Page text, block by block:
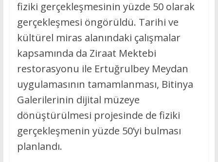
fiziki gerçekleşmesinin yüzde 50 olarak
gerçekleşmesi öngörüldü. Tarihi ve
kültürel miras alanındaki çalışmalar
kapsamında da Ziraat Mektebi
restorasyonu ile Ertuğrulbey Meydan
uygulamasının tamamlanması, Bitinya
Galerilerinin dijital müzeye
dönüştürülmesi projesinde de fiziki
gerçekleşmenin yüzde 50’yi bulması
planlandı.